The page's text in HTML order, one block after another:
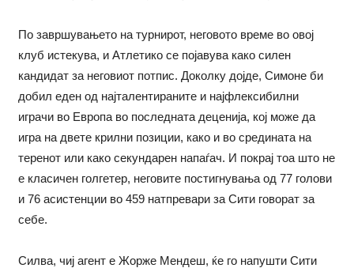
По завршувањето на турнирот, неговото време во овој
клуб истекува, и Атлетико се појавува како силен
кандидат за неговиот потпис. Доколку дојде, Симоне би
добил еден од најталентираните и најфлексибилни
играчи во Европа во последната деценија, кој може да
игра на двете крилни позиции, како и во средината на
теренот или како секундарен напаѓач. И покрај тоа што не
е класичен голгетер, неговите постигнувања од 77 голови
и 76 асистенции во 459 натпревари за Сити говорат за
себе.
Силва, чиј агент е Жорже Мендеш, ќе го напушти Сити